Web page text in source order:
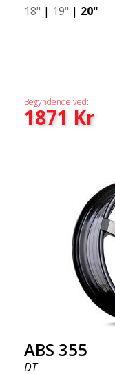
18" | 19" | 20"
Begyndende ved:
1871 Kr
ABS 355
DT